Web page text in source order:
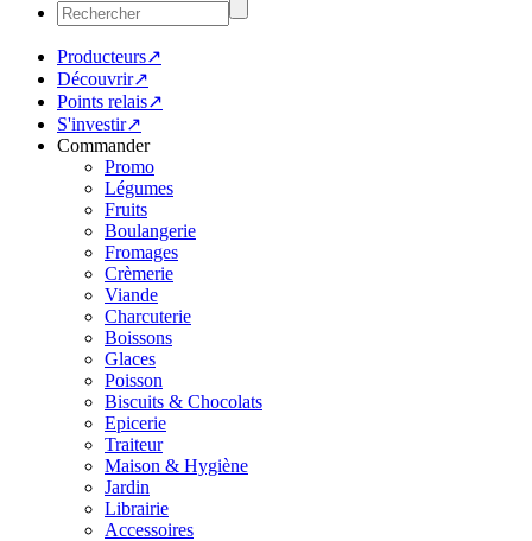
Producteurs↗
Découvrir↗
Points relais↗
S'investir↗
Commander
Promo
Légumes
Fruits
Boulangerie
Fromages
Crèmerie
Viande
Charcuterie
Boissons
Glaces
Poisson
Biscuits & Chocolats
Epicerie
Traiteur
Maison & Hygiène
Jardin
Librairie
Accessoires